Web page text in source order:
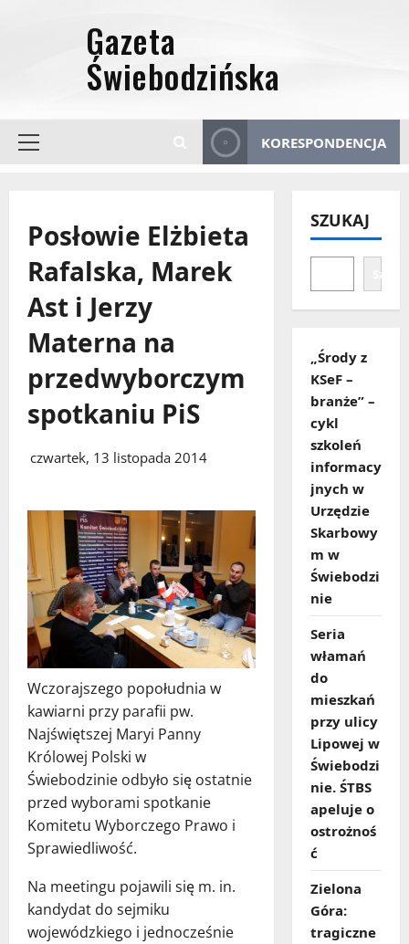
Menu
KORESPONDENCJA
Posłowie Elżbieta
Rafalska, Marek
Ast i Jerzy
Materna na
przedwyborczym
spotkaniu PiS
czwartek, 13 listopada 2014
Wczorajszego popołudnia w
kawiarni przy parafii pw.
Najświętszej Maryi Panny
Królowej Polski w
Świebodzinie odbyło się ostatnie
przed wyborami spotkanie
Komitetu Wyborczego Prawo i
Sprawiedliwość.
Na meetingu pojawili się m. in.
kandydat do sejmiku
wojewódzkiego i jednocześnie
SZUKAJ
„Środy z
KSeF –
branże” –
cykl
szkoleń
informacy
jnych w
Urzędzie
Skarbowy
m w
Świebodzi
nie
Seria
włamań
do
mieszkań
przy ulicy
Lipowej w
Świebodzi
nie. ŚTBS
apeluje o
ostrożnoś
ć
Zielona
Góra:
tragiczne